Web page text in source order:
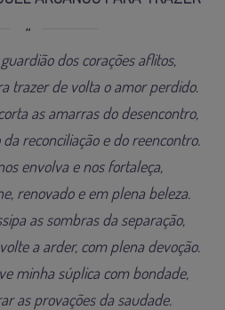
dos corações aflitos,
trazer de volta o amor perdido.
as amarras do desencontro,
reconciliação e do reencontro.
envolva e nos fortaleça,
renovado e em plena beleza.
as sombras da separação,
a arder, com plena devoção.
minha súplica com bondade,
as provações da saudade.